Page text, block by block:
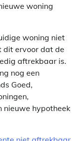
woning
woning niet
dit ervoor dat de
aftrekbaar is.
nog een
Goed,
nieuwe hypotheek